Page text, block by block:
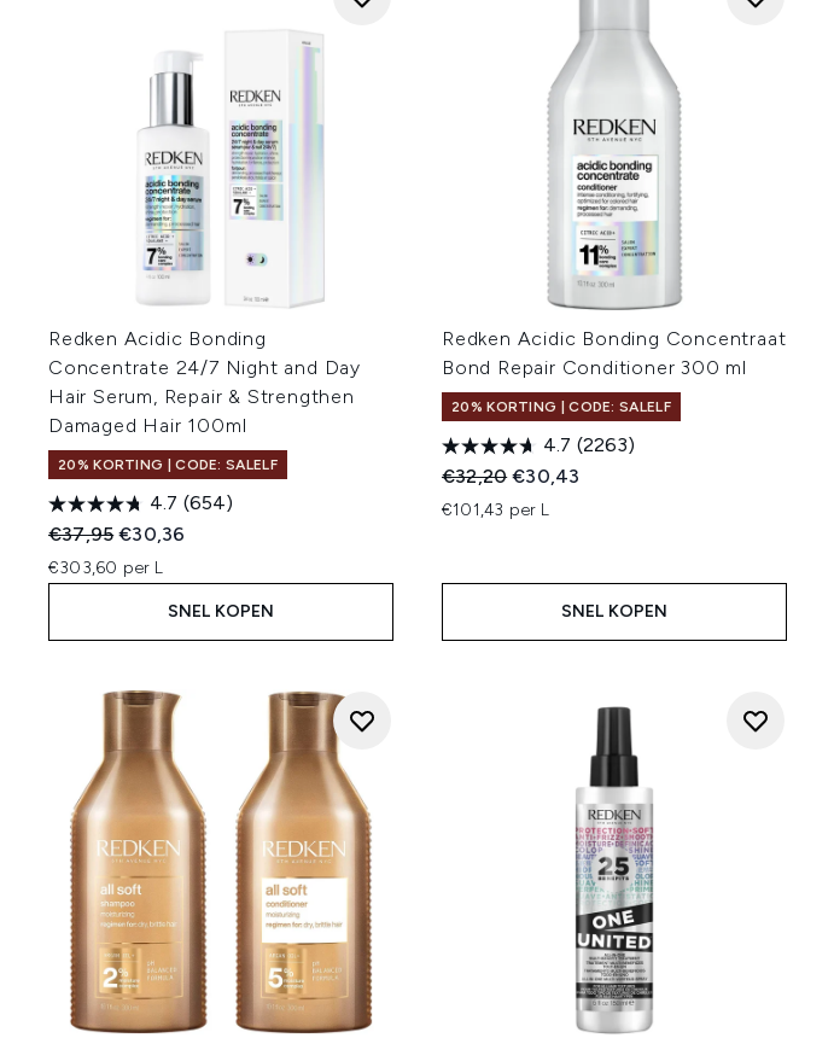
Redken Acidic Bonding
Concentrate 24/7 Night and Day
Hair Serum, Repair & Strengthen
Damaged Hair 100ml
20% KORTING | CODE: SALELF
4.7 (654)
Recommended Retail Price:
€37,95Huidige prijs:
€30,36
€303,60 per L
SNEL KOPEN
Redken Acidic Bonding Concentraat
Bond Repair Conditioner 300 ml
20% KORTING | CODE: SALELF
4.7 (2263)
Recommended Retail Price:
€32,20Huidige prijs:
€30,43
€101,43 per L
SNEL KOPEN